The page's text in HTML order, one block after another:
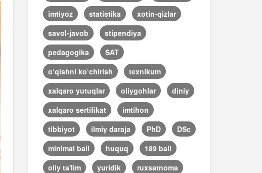
imtiyoz
statistika
xotin-qizlar
savol-javob
stipendiya
pedagogika
SAT
o‘qishni ko‘chirish
texnikum
xalqaro yutuqlar
oliygohlar
diniy
xalqaro sertifikat
imtihon
tibbiyot
ilmiy daraja PhD
DSc
minimal ball
huquq
189 ball
oliy ta'lim
yuridik
ruxsatnoma